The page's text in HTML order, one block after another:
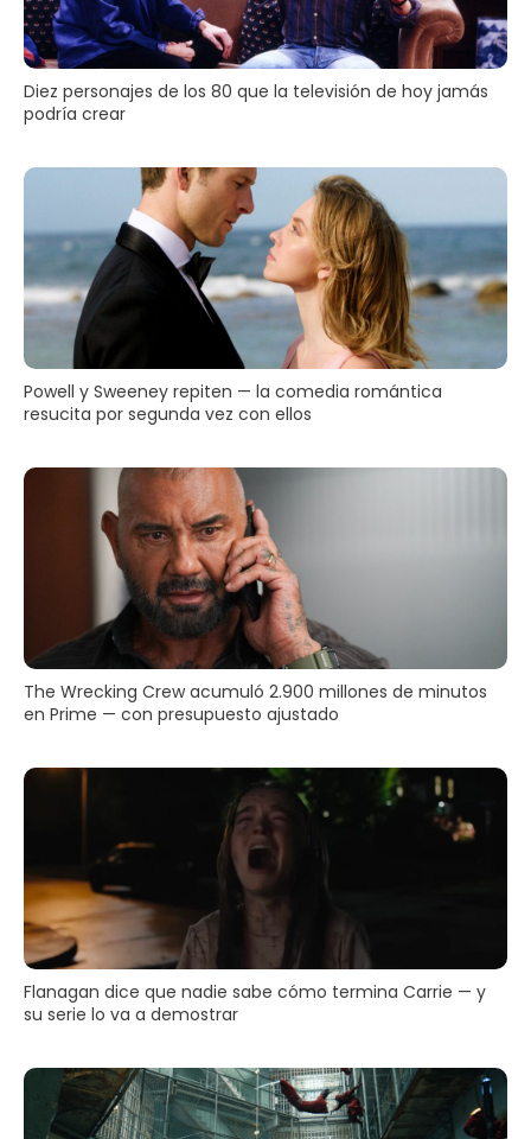
Diez personajes de los 80 que la televisión de hoy jamás
podría crear
Powell y Sweeney repiten — la comedia romántica
resucita por segunda vez con ellos
The Wrecking Crew acumuló 2.900 millones de minutos
en Prime — con presupuesto ajustado
Flanagan dice que nadie sabe cómo termina Carrie — y
su serie lo va a demostrar